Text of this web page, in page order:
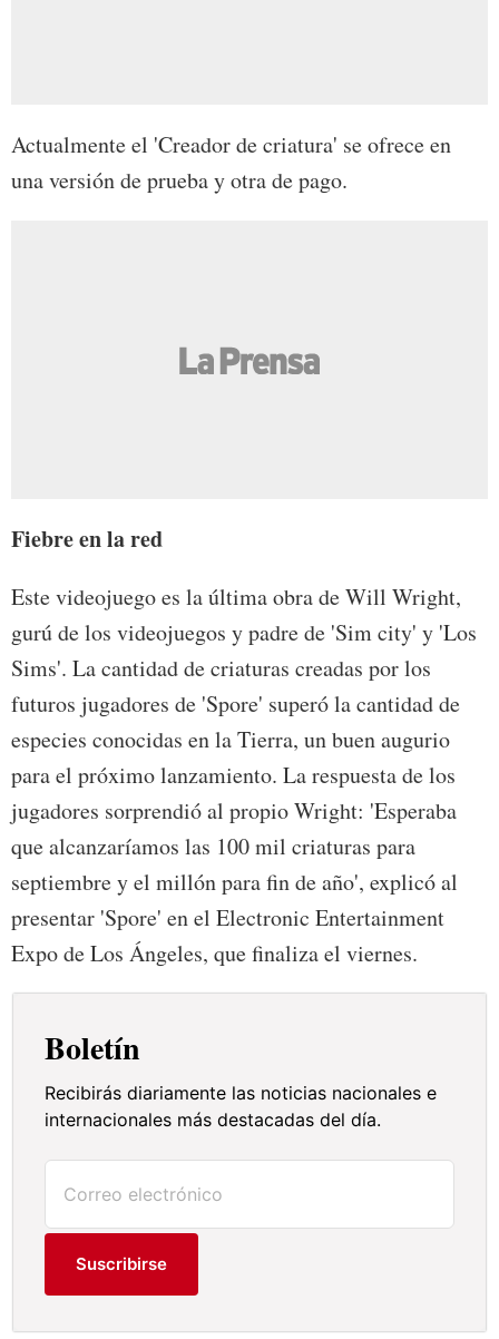
Actualmente el 'Creador de criatura' se ofrece en
una versión de prueba y otra de pago.
Fiebre en la red
Este videojuego es la última obra de Will Wright,
gurú de los videojuegos y padre de 'Sim city' y 'Los
Sims'. La cantidad de criaturas creadas por los
futuros jugadores de 'Spore' superó la cantidad de
especies conocidas en la Tierra, un buen augurio
para el próximo lanzamiento. La respuesta de los
jugadores sorprendió al propio Wright: 'Esperaba
que alcanzaríamos las 100 mil criaturas para
septiembre y el millón para fin de año', explicó al
presentar 'Spore' en el Electronic Entertainment
Expo de Los Ángeles, que finaliza el viernes.
Boletín
Recibirás diariamente las noticias nacionales e
internacionales más destacadas del día.
Suscribirse